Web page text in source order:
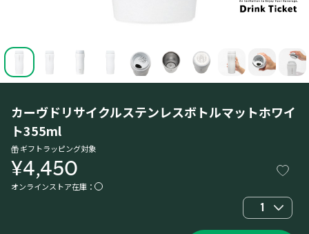
カーヴドリサイクルステンレスボトルマットホワイ
ト355ml
ギフトラッピング対象
¥4,450
オンラインストア在庫：
1